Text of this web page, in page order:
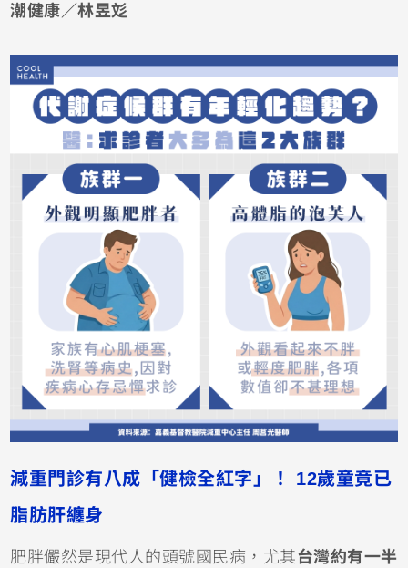
潮健康／林昱彣
減重門診有八成「健檢全紅字」！ 12歲童竟已
脂肪肝纏身
肥胖儼然是現代人的頭號國民病，尤其台灣約有一半